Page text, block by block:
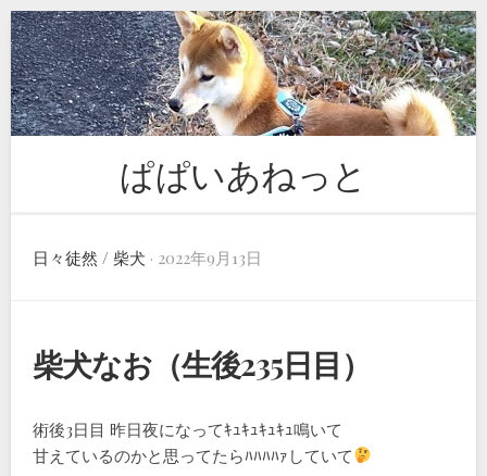
Skip
to
content
ぱぱいあねっと
日々徒然 / 柴犬 · 2022年9月13日
柴犬なお（生後235日目）
術後3日目 昨日夜になってｷｭｷｭｷｭｷｭ鳴いて
甘えているのかと思ってたらﾊﾊﾊﾊｧしていて